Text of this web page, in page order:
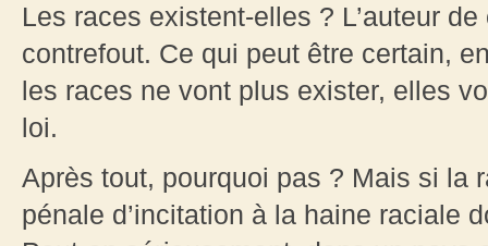
Les races existent-elles ? L’auteur
contrefout. Ce qui peut être certain,
les races ne vont plus exister, elles
loi.
Après tout, pourquoi pas ? Mais si la
pénale d’incitation à la haine raciale